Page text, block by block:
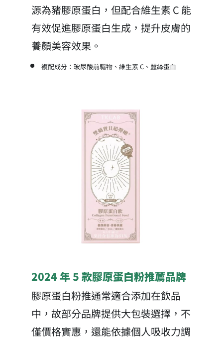
源為豬膠原蛋白，但配合維生素 C 能
有效促進膠原蛋白生成，提升皮膚的
養顏美容效果。
複配成分：玻尿酸前驅物、維生素 C、蠶絲蛋白
2024 年 5 款膠原蛋白粉推薦品牌
膠原蛋白粉推通常適合添加在飲品
中，故部分品牌提供大包裝選擇，不
僅價格實惠，還能依據個人吸收力調